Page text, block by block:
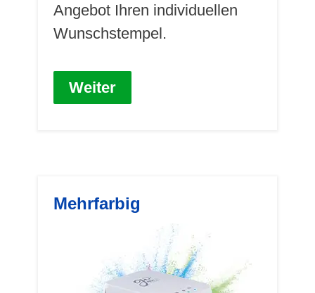
Angebot Ihren individuellen
Wunschstempel.
Weiter
Mehrfarbig